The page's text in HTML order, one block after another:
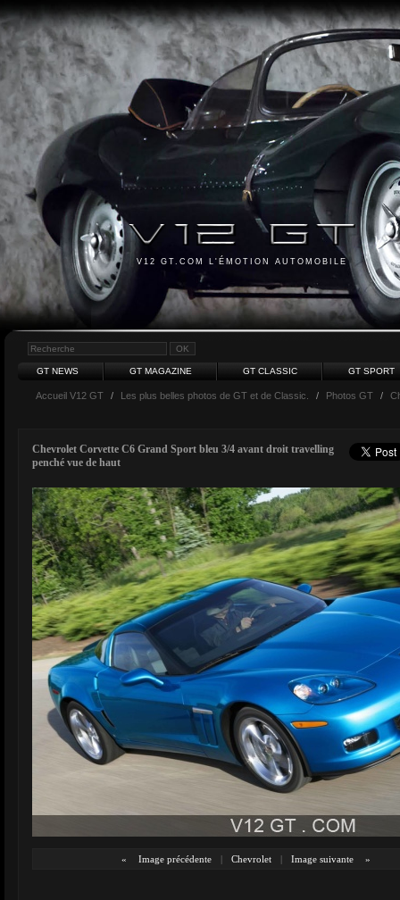
V12 GT.COM L'ÉMOTION AUTOMOBILE
GT NEWS GT MAGAZINE GT CLASSIC GT SPORT
Accueil V12 GT / Les plus belles photos de GT et de Classic. / Photos GT /
Chevrolet Corvette C6 Grand Sport bleu 3/4 avant droit travelling
penché vue de haut
« Image précédente | Chevrolet | Image suivante »